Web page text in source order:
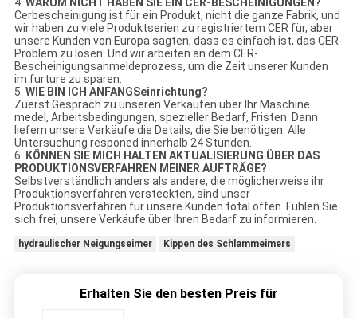
4. WARUM NICHT HABEN SIE EIN CER-BESCHEINIGUNGEN?
Cerbescheinigung ist für ein Produkt, nicht die ganze Fabrik, und
wir haben zu viele Produktserien zu registriertem CER für, aber
unsere Kunden von Europa sagten, dass es einfach ist, das CER-
Problem zu lösen. Und wir arbeiten an dem CER-
Bescheinigungsanmeldeprozess, um die Zeit unserer Kunden
im furture zu sparen.
5. WIE BIN ICH ANFANGSeinrichtung?
Zuerst Gespräch zu unseren Verkäufen über Ihr Maschine
medel, Arbeitsbedingungen, spezieller Bedarf, Fristen. Dann
liefern unsere Verkäufe die Details, die Sie benötigen. Alle
Untersuchung responed innerhalb 24 Stunden.
6. KÖNNEN SIE MICH HALTEN AKTUALISIERUNG ÜBER DAS
PRODUKTIONSVERFAHREN MEINER AUFTRÄGE?
Selbstverständlich anders als andere, die möglicherweise ihr
Produktionsverfahren versteckten, sind unser
Produktionsverfahren für unsere Kunden total offen. Fühlen Sie
sich frei, unsere Verkäufe über Ihren Bedarf zu informieren.
hydraulischer Neigungseimer Kippen des Schlammeimers
Erhalten Sie den besten Preis für